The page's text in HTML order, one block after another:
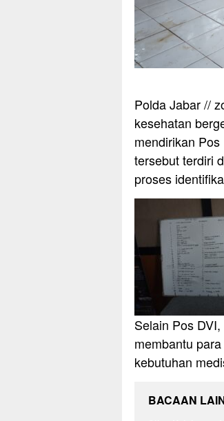
Polda Jabar //
kesehatan
mendirikan
tersebut terdiri
proses
Selain Pos
membantu
kebutuhan
BACAAN